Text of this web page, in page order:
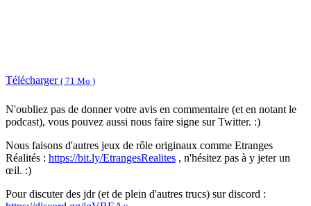
Télécharger ( 71 Mo )
N'oubliez pas de donner votre avis en commentaire (et en notant le
podcast), vous pouvez aussi nous faire signe sur Twitter. :)
Nous faisons d'autres jeux de rôle originaux comme Etranges
Réalités : https://bit.ly/EtrangesRealites , n'hésitez pas à y jeter un
œil. :)
Pour discuter des jdr (et de plein d'autres trucs) sur discord :